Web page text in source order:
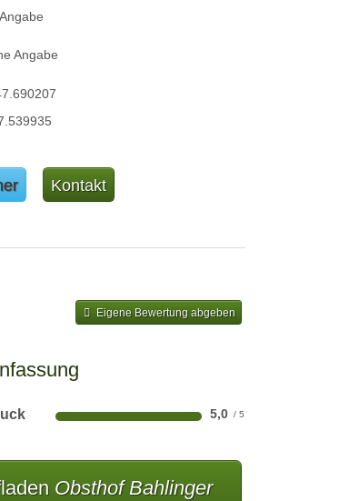
Angabe
Kontakt
Eigene Bewertung abgeben
5,0
Obsthof Bahlinger